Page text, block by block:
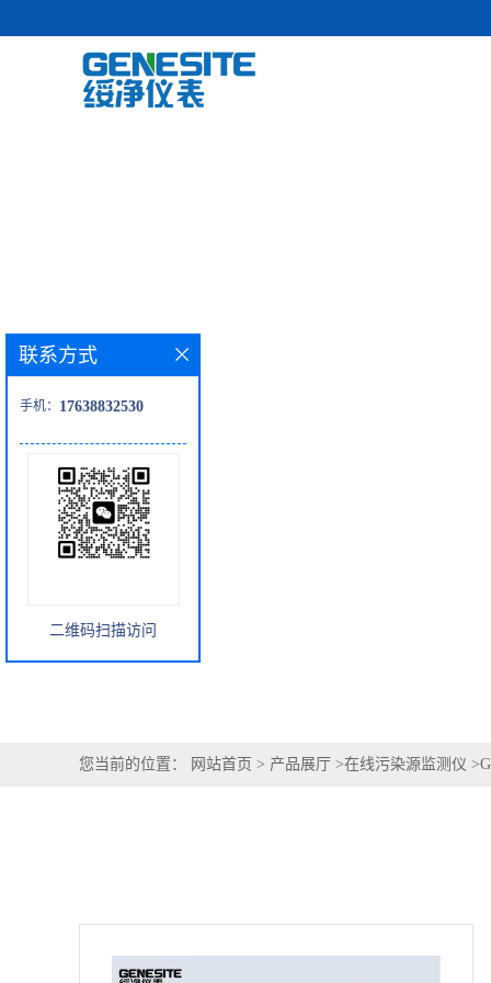
您当前的位置： 网站首页 > 产品展厅 >在线污染源监测仪 >
联系方式
手机： 17638832530
二维码扫描访问